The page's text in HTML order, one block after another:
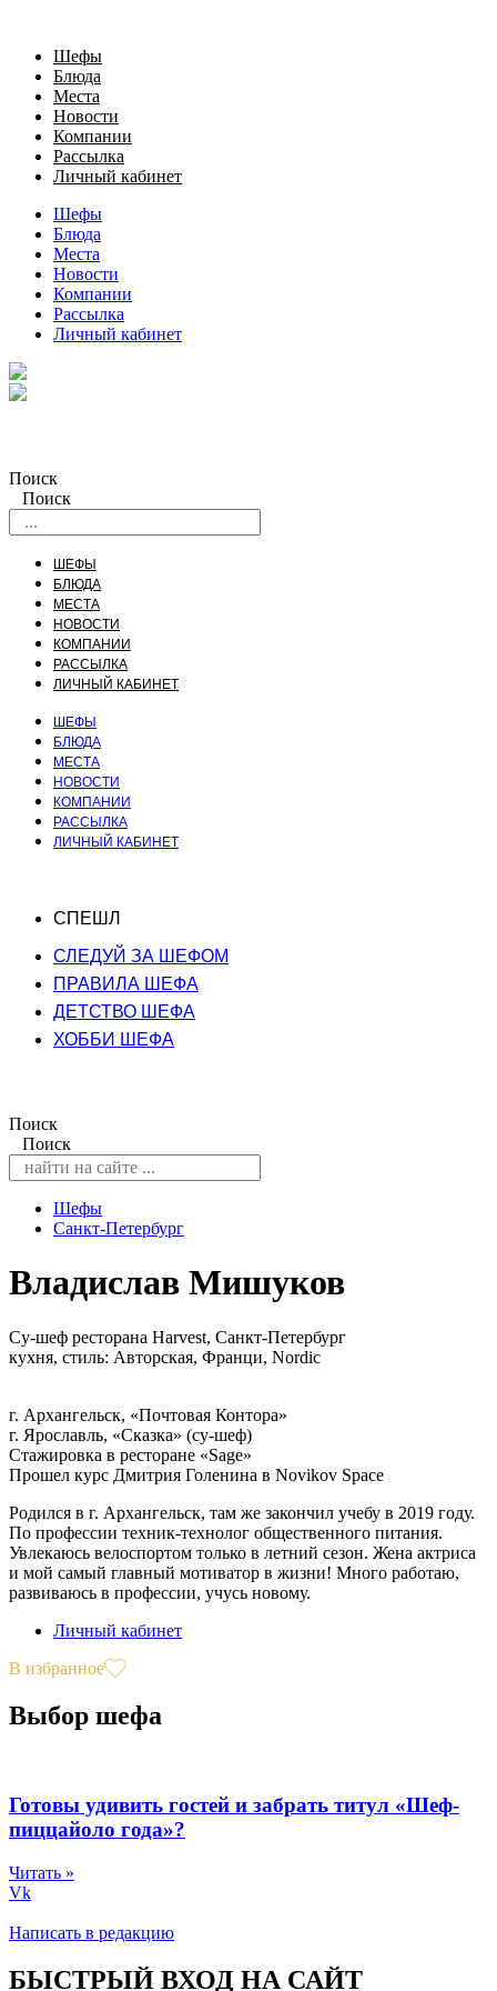
Шефы
Блюда
Места
Новости
Компании
Рассылка
Личный кабинет
Шефы
Блюда
Места
Новости
Компании
Рассылка
Личный кабинет
Поиск
Поиск
ШЕФЫ
БЛЮДА
МЕСТА
НОВОСТИ
КОМПАНИИ
РАССЫЛКА
ЛИЧНЫЙ КАБИНЕТ
ШЕФЫ
БЛЮДА
МЕСТА
НОВОСТИ
КОМПАНИИ
РАССЫЛКА
ЛИЧНЫЙ КАБИНЕТ
СПЕШЛ
СЛЕДУЙ ЗА ШЕФОМ
ПРАВИЛА ШЕФА
ДЕТСТВО ШЕФА
ХОББИ ШЕФА
Поиск
Поиск
Шефы
Санкт-Петербург
Владислав Мишуков
Cу-шеф ресторана Harvest, Санкт-Петербург
кухня, стиль: Авторская, Франци, Nordic
г. Архангельск, «Почтовая Контора»
г. Ярославль, «Сказка» (су-шеф)
Стажировка в ресторане «Sage»
Прошел курс Дмитрия Голенина в Novikov Space
Родился в г. Архангельск, там же закончил учебу в 2019 году.
По профессии техник-технолог общественного питания.
Увлекаюсь велоспортом только в летний сезон. Жена актриса
и мой самый главный мотиватор в жизни! Много работаю,
развиваюсь в профессии, учусь новому.
Личный кабинет
В избранное
Выбор шефа
Готовы удивить гостей и забрать титул «Шеф-
пиццайоло года»?
Читать »
Vk
Написать в редакцию
БЫСТРЫЙ ВХОД НА САЙТ